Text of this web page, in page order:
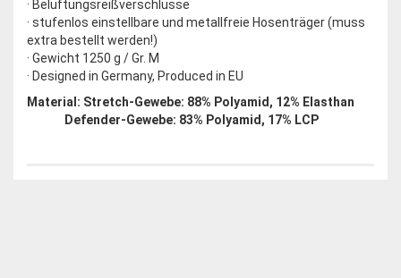
· Belüftungsreißverschlüsse
· stufenlos einstellbare und metallfreie Hosenträger (muss
extra bestellt werden!)
· Gewicht 1250 g / Gr. M
· Designed in Germany, Produced in EU
Material: Stretch-Gewebe: 88% Polyamid, 12% Elasthan
Defender-Gewebe: 83% Polyamid, 17% LCP